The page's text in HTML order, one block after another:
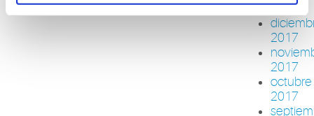
2018
2017
2017
octubre
2017